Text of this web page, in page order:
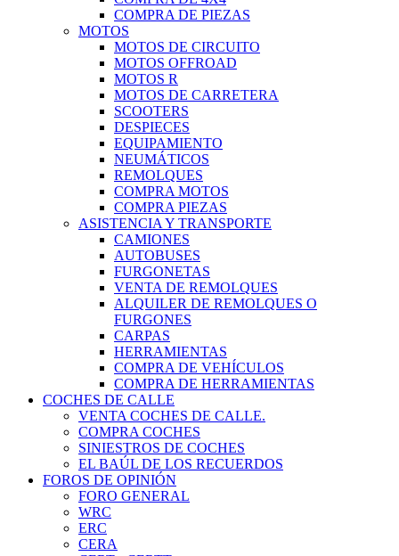
COMPRA DE PIEZAS
MOTOS
MOTOS DE CIRCUITO
MOTOS OFFROAD
MOTOS R
MOTOS DE CARRETERA
SCOOTERS
DESPIECES
EQUIPAMIENTO
NEUMÁTICOS
REMOLQUES
COMPRA MOTOS
COMPRA PIEZAS
ASISTENCIA Y TRANSPORTE
CAMIONES
AUTOBUSES
FURGONETAS
VENTA DE REMOLQUES
ALQUILER DE REMOLQUES O
FURGONES
CARPAS
HERRAMIENTAS
COMPRA DE VEHÍCULOS
COMPRA DE HERRAMIENTAS
COCHES DE CALLE
VENTA COCHES DE CALLE.
COMPRA COCHES
SINIESTROS DE COCHES
EL BAÚL DE LOS RECUERDOS
FOROS DE OPINIÓN
FORO GENERAL
WRC
ERC
CERA